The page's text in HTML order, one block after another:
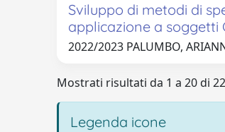
Sviluppo di metodi di
applicazione a soggetti
2022/2023 PALUMBO,
Mostrati risultati da 1 a 20 di 22
Legenda icone